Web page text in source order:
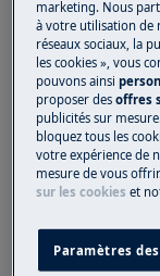
Portez des
des travaux
impliquant
ATTENTION !
marketing. Nous
à votre utilisation de
réseaux sociaux, la
les cookies », vous
pouvons ainsi
proposer desoffres
publicités sur
bloquez tous les
votre expérience de
mesure de vous
sur les cookies et
Paramètres